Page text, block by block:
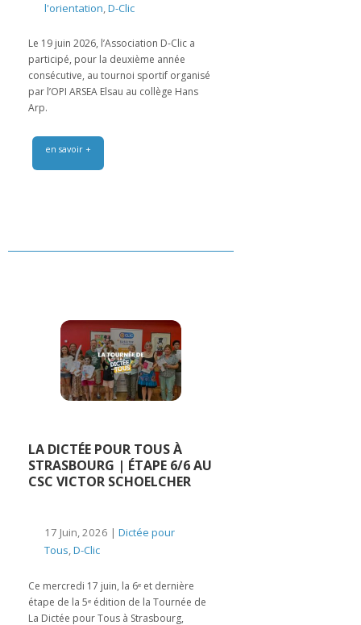
l'orientation,D-Clic
Le 19 juin 2026, l’Association D-Clic a
participé, pour la deuxième année
consécutive, au tournoi sportif organisé
par l’OPI ARSEA Elsau au collège Hans
Arp.
en savoir +
LA DICTÉE POUR TOUS À
STRASBOURG | ÉTAPE 6/6 AU
CSC VICTOR SCHOELCHER
17 Juin, 2026 | Dictée pour
Tous,D-Clic
Ce mercredi 17 juin, la 6ᵉ et dernière
étape de la 5ᵉ édition de la Tournée de
La Dictée pour Tous à Strasbourg,